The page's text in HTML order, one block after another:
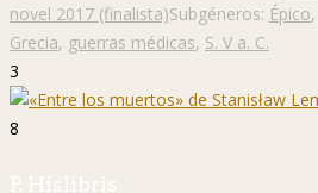
novel 2017 (finalista)Subgéneros: Épico,
Grecia, guerras médicas, S. V a. C.
3
8
P. Hislibris